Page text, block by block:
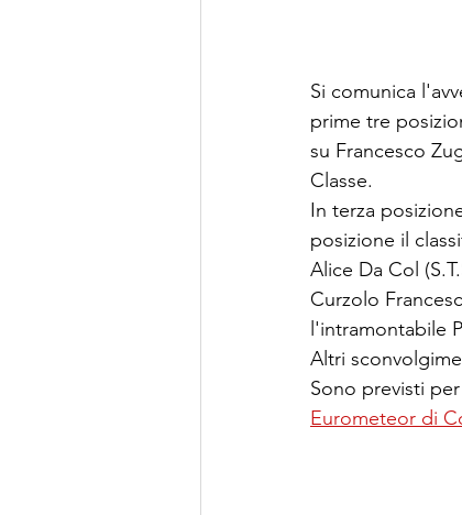
Si comunica
prime tre
su Francesco
Classe.
In terza
posizione il
Alice Da Col
Curzolo
l'intramontabile
Altri
Sono previsti
Eurometeor di